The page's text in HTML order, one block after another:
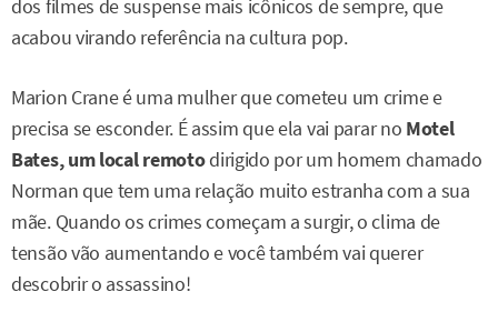
dos filmes de suspense mais icônicos de sempre, que
acabou virando referência na cultura pop.
Marion Crane é uma mulher que cometeu um crime e
precisa se esconder. É assim que ela vai parar no Motel
Bates, um local remotodirigido por um homem chamado
Norman que tem uma relação muito estranha com a sua
mãe. Quando os crimes começam a surgir, o clima de
tensão vão aumentando e você também vai querer
descobrir o assassino!